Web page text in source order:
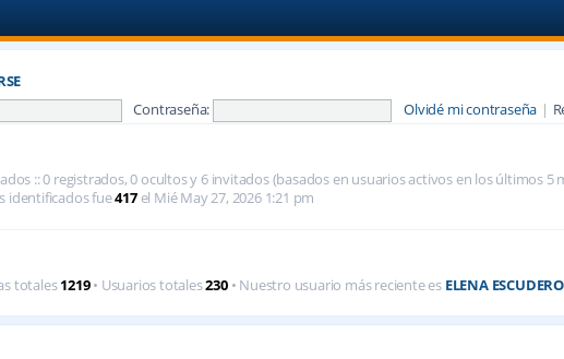
Contraseña: Olvidé mi contraseña |
:: 0 registrados, 0 ocultos y 6 invitados (basados en usuarios activos en los últimos 5
identificados fue417el Mié May 27, 2026 1:21 pm
totales1219• Usuarios totales230• Nuestro usuario más reciente es ELENA ESCUDERO